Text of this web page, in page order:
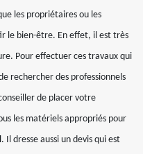
les propriétaires ou les
le bien-être. En effet, il est très
Pour effectuer ces travaux qui
rechercher des professionnels
de placer votre
les matériels appropriés pour
dresse aussi un devis qui est